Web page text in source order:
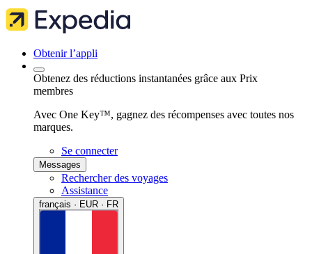
Obtenir l’appli
Obtenez des réductions instantanées grâce aux Prix
membres
Avec One Key™, gagnez des récompenses avec toutes nos
marques.
Se connecter
Messages
Rechercher des voyages
Assistance
français · EUR · FR